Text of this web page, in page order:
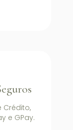
Crédito,
e GPay.